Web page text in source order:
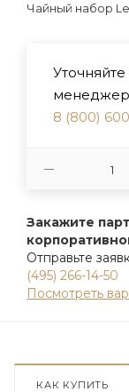
Чайный набор
8 (800)
Закажите
Отправьте
(495) 266-14-50
Посмотреть
КАК КУПИТЬ